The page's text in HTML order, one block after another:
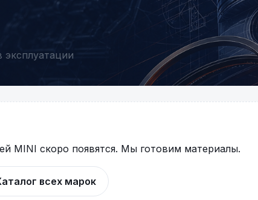
эксплуатации
MINI скоро появятся. Мы готовим материалы.
всех марок